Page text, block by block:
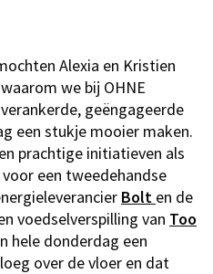
Alexia en Kristien
we bij OHNE
geëngageerde
een stukje mooier maken.
prachtige initiatieven als
een tweedehandse
Bolt en de
voedselverspilling van Too
hele donderdag een
over de vloer en dat